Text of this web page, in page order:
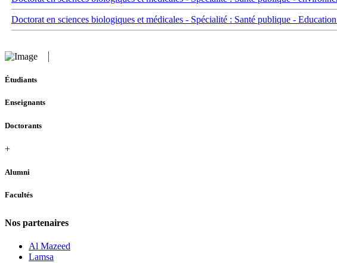
Doctorat en sciences biologiques et médicales - Spécialité : Santé publique -
Étudiants
Enseignants
Doctorants
+
Alumni
Facultés
Nos partenaires
Al Mazeed
Lamsa